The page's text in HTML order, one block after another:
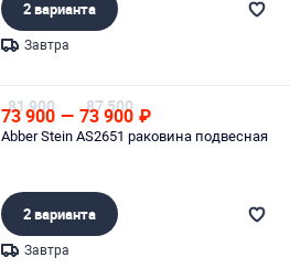
2 варианта
Завтра
81 900
73 900 — 87 500
73 900 ₽
Abber Stein AS2651 раковина подвесная
2 варианта
Завтра